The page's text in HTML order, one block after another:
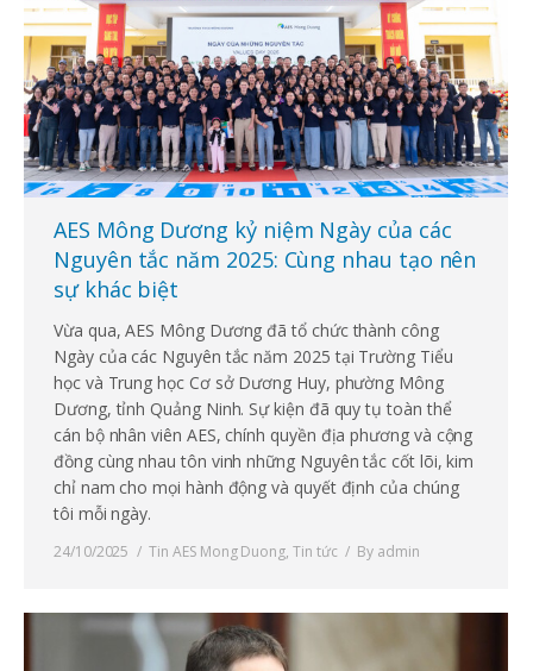
AES Mông Dương kỷ niệm Ngày của các
Nguyên tắc năm 2025: Cùng nhau tạo nên
sự khác biệt
Vừa qua, AES Mông Dương đã tổ chức thành công
Ngày của các Nguyên tắc năm 2025 tại Trường Tiểu
học và Trung học Cơ sở Dương Huy, phường Mông
Dương, tỉnh Quảng Ninh. Sự kiện đã quy tụ toàn thể
cán bộ nhân viên AES, chính quyền địa phương và cộng
đồng cùng nhau tôn vinh những Nguyên tắc cốt lõi, kim
chỉ nam cho mọi hành động và quyết định của chúng
tôi mỗi ngày.
24/10/2025 Tin AES Mong Duong, Tin tức By admin